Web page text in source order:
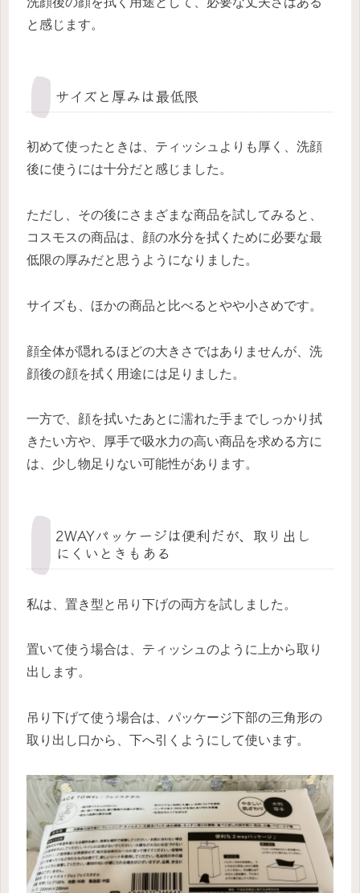
と感じます。
サイズと厚みは最低限
初めて使ったときは、ティッシュよりも厚く、洗顔
後に使うには十分だと感じました。
ただし、その後にさまざまな商品を試してみると、
コスモスの商品は、顔の水分を拭くために必要な最
低限の厚みだと思うようになりました。
サイズも、ほかの商品と比べるとやや小さめです。
顔全体が隠れるほどの大きさではありませんが、洗
顔後の顔を拭く用途には足りました。
一方で、顔を拭いたあとに濡れた手までしっかり拭
きたい方や、厚手で吸水力の高い商品を求める方に
は、少し物足りない可能性があります。
2WAYパッケージは便利だが、取り出し
にくいときもある
私は、置き型と吊り下げの両方を試しました。
置いて使う場合は、ティッシュのように上から取り
出します。
吊り下げて使う場合は、パッケージ下部の三角形の
取り出し口から、下へ引くようにして使います。